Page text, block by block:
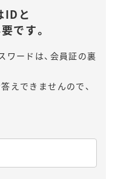
IDと
です。
ワードは、会員証の裏
えできませんので、